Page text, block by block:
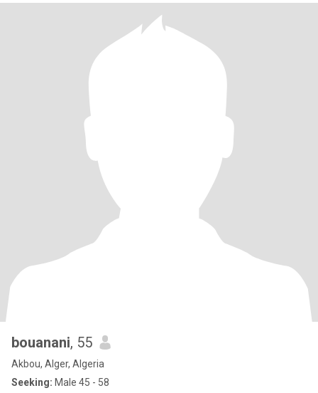
bouanani, 55
Akbou, Alger, Algeria
Seeking: Male 45 - 58